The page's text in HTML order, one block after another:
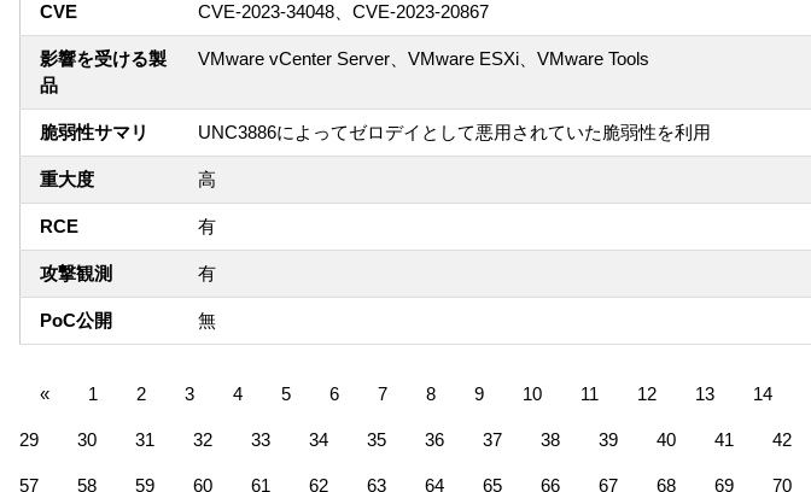
CVE CVE-2023-34048、CVE-2023-20867
影響を受ける製
品
VMware vCenter Server、VMware ESXi、VMware Tools
脆弱性サマリ UNC3886によってゼロデイとして悪用されていた脆弱性を利用
重大度 高
RCE 有
攻撃観測 有
PoC公開 無
« 1 2 3 4 5 6 7 8 9 10 11 12 13 14
29 30 31 32 33 34 35 36 37 38 39 40 41 42
57 58 59 60 61 62 63 64 65 66 67 68 69 70